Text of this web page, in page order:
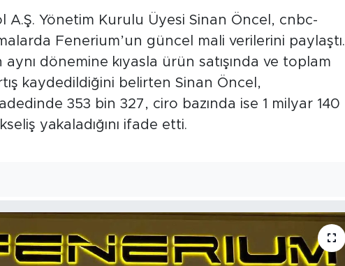
A.Ş. Yönetim Kurulu Üyesi Sinan Öncel, cnbc-
Fenerium’un güncel mali verilerini paylaştı.
dönemine kıyasla ürün satışında ve toplam
kaydedildiğini belirten Sinan Öncel,
353 bin 327, ciro bazında ise 1 milyar 140
yakaladığını ifade etti.